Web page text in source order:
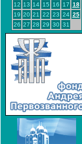
12 13 14 15 16 17 18
19 20 21 22 23 24 25
26 27 28 29 30 31